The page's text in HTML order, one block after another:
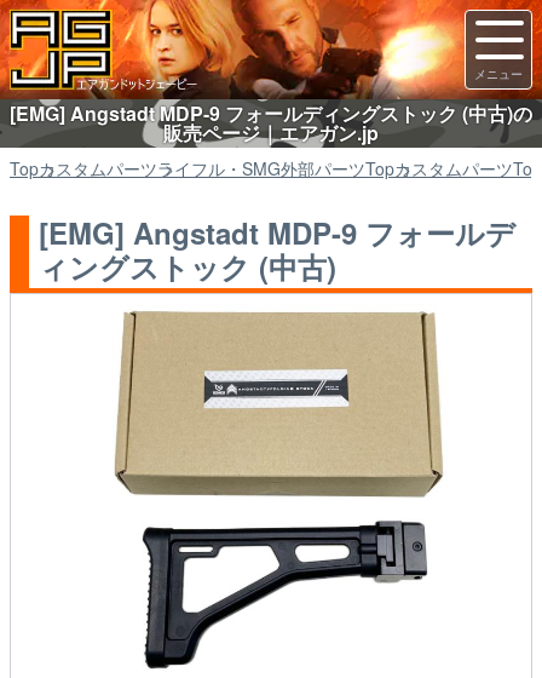
[EMG] Angstadt MDP-9 フォールディングストック (中古)の
販売ページ｜エアガン.jp
Topカスタムパーツライフル・SMG外部パーツTopカスタムパーツTop
[EMG] Angstadt MDP-9 フォールデ
ィングストック (中古)